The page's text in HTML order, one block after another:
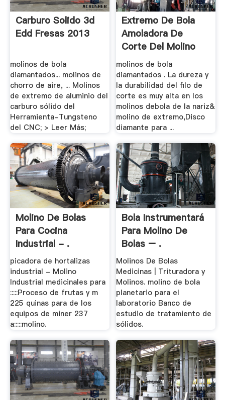
Carburo Solido 3d
Edd Fresas 2013
molinos de bola
diamantados... molinos de
chorro de aire, ... Molinos
de extremo de aluminio del
carburo sólido del
Herramienta-Tungsteno
del CNC; > Leer Más;
Extremo De Bola
Amoladora De
Corte Del Molino
molinos de bola
diamantados . La dureza y
la durabilidad del filo de
corte es muy alta en los
molinos debola de la nariz&
molino de extremo,Disco
diamante para ...
Molino De Bolas
Para Cocina
Industrial - .
picadora de hortalizas
industrial - Molino
Industrial medicinales para
:::::Proceso de frutas y m
225 quinas para de los
equipos de miner 237
a:::::molino.
Bola Instrumentará
Para Molino De
Bolas – .
Molinos De Bolas
Medicinas | Trituradora y
Molinos. molino de bola
planetario para el
laboratorio Banco de
estudio de tratamiento de
sólidos.